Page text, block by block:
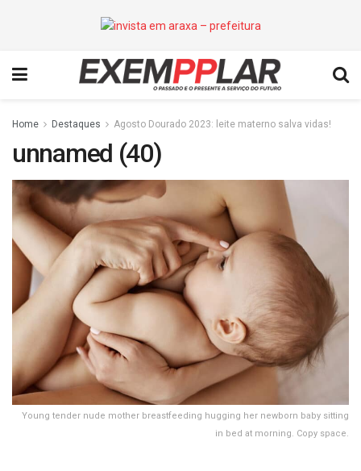
Home Destaques Agosto Dourado 2023: leite materno salva vidas!
unnamed (40)
Young tender nude mother breastfeeding hugging her newborn baby sitting
in bed at morning. Copy space.